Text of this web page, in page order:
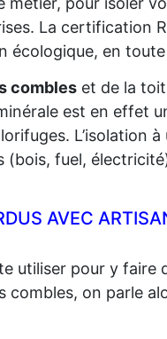
La certification
écologique, en
combles et de la
est en effet
L’isolation à
fuel,
AVEC
utiliser pour y faire
combles, on parle